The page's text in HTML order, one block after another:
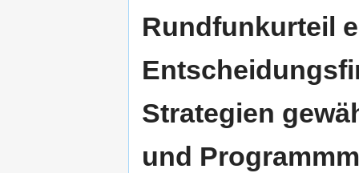
Rundfunkurteil
Strategien
und